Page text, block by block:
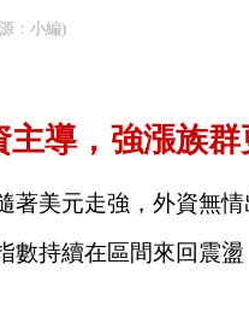
：小編)
主導，強漲族群
著美元走強，外資無情
數持續在區間來回震盪